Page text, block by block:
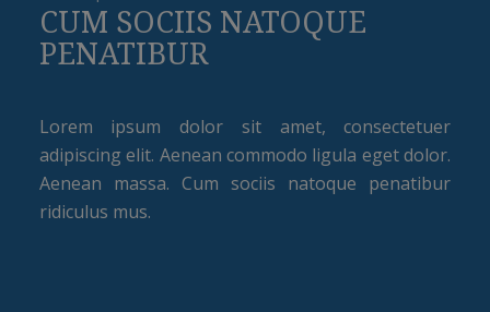
CUM SOCIIS NATOQUE
PENATIBUR
Lorem ipsum dolor sit amet, consectetuer
adipiscing elit. Aenean commodo ligula eget dolor.
Aenean massa. Cum sociis natoque penatibur
ridiculus mus.